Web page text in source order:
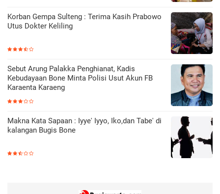
Korban Gempa Sulteng : Terima Kasih Prabowo
Utus Dokter Keliling
Sebut Arung Palakka Penghianat, Kadis
Kebudayaan Bone Minta Polisi Usut Akun FB
Karaenta Karaeng
Makna Kata Sapaan : Iyye' Iyyo, Iko,dan Tabe' di
kalangan Bugis Bone